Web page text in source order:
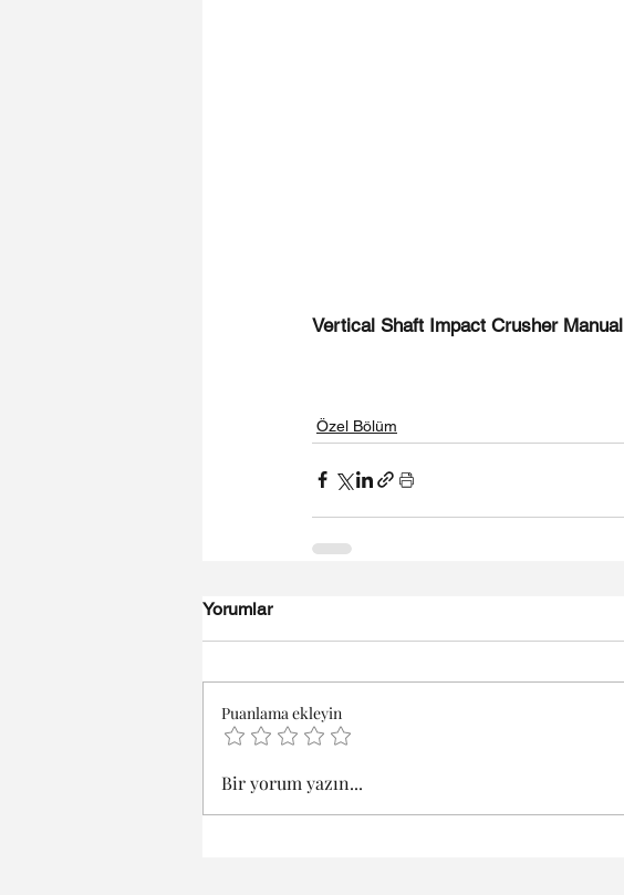
Vertical Shaft Impact Crusher Manual
Özel Bölüm
Yorumlar
Puanlama ekleyin
Bir yorum yazın...